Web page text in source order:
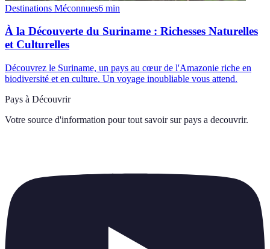
Destinations Méconnues6 min
À la Découverte du Suriname : Richesses Naturelles
et Culturelles
Découvrez le Suriname, un pays au cœur de l'Amazonie riche en
biodiversité et en culture. Un voyage inoubliable vous attend.
Pays à Découvrir
Votre source d'information pour tout savoir sur pays a decouvrir.